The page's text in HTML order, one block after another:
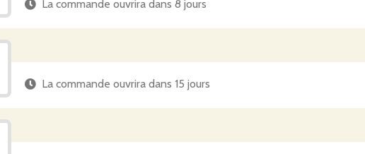
La commande ouvrira dans 8 jours
La commande ouvrira dans 15 jours